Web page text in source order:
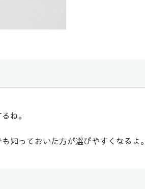
ね。
知っておいた方が選びやすくなるよ。